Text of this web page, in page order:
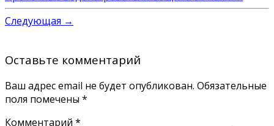
Следующая →
Оставьте комментарий
Ваш адрес email не будет опубликован. Обязательные
поля помечены *
Комментарий *